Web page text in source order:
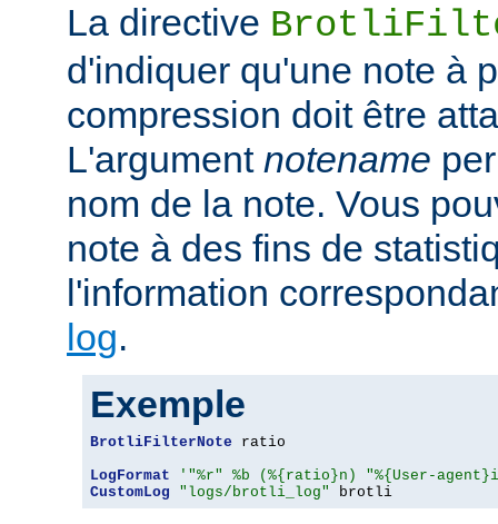
La directive
d'indiquer qu'une note à
compression doit être
L'argument notename
nom de la note. Vous
note à des fins de
l'information
log.
Exemple
BrotliFilterNote ratio
LogFormat
'"%r" %b (%{ratio}n) "%{User-
CustomLog
"logs/brotli_log" brotli